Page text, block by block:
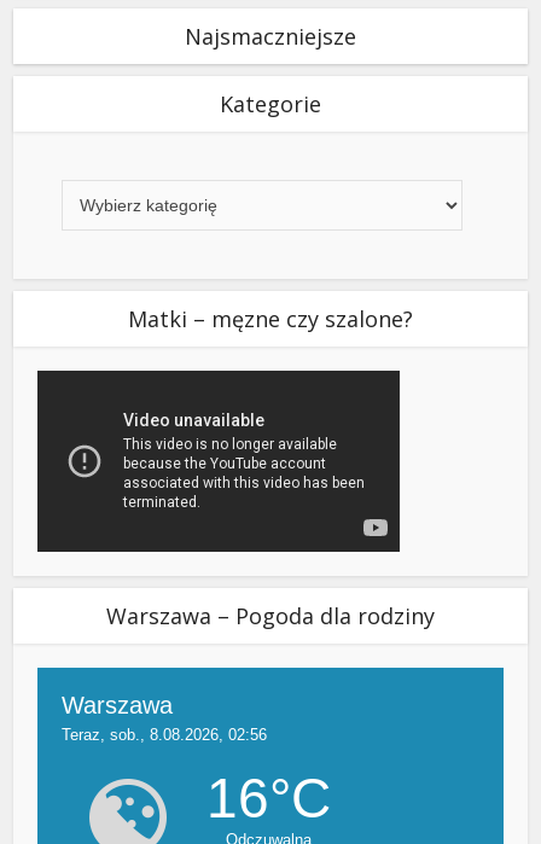
Najsmaczniejsze
Kategorie
Matki – męzne czy szalone?
Warszawa – Pogoda dla rodziny